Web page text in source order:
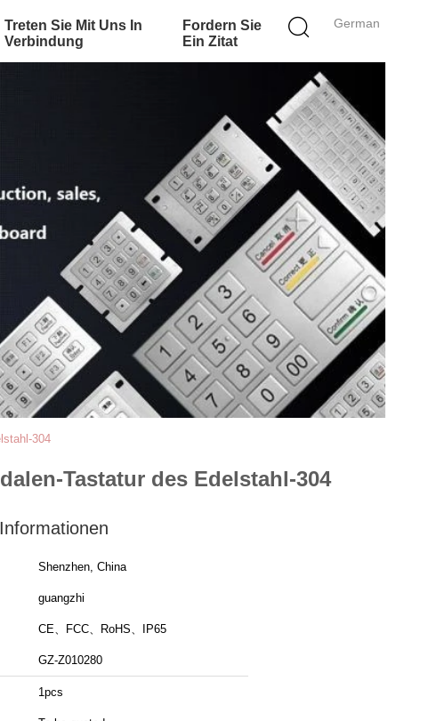
German
Treten Sie Mit Uns In
Verbindung
Fordern Sie
Ein Zitat
304
Tastatur des Edelstahl-304
Shenzhen, China
guangzhi
CE、FCC、RoHS、IP65
GZ-Z010280
1pcs